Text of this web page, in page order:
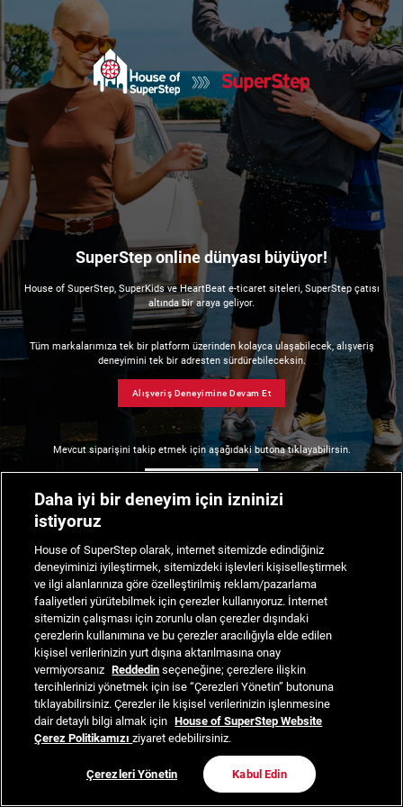
SuperStep online dünyası büyüyor!
House of SuperStep, SuperKids ve HeartBeat e-ticaret siteleri, SuperStep çatısı
altında bir araya geliyor.
Tüm markalarımıza tek bir platform üzerinden kolayca ulaşabilecek, alışveriş
deneyimini tek bir adresten sürdürebileceksin.
Alışveriş Deneyimine Devam Et
Mevcut siparişini takip etmek için aşağıdaki butona tıklayabilirsin.
Daha iyi bir deneyim için izninizi
istiyoruz
House of SuperStep olarak, internet sitemizde edindiğiniz
deneyiminizi iyileştirmek, sitemizdeki işlevleri kişiselleştirmek
ve ilgi alanlarınıza göre özelleştirilmiş reklam/pazarlama
faaliyetleri yürütebilmek için çerezler kullanıyoruz. İnternet
sitemizin çalışması için zorunlu olan çerezler dışındaki
çerezlerin kullanımına ve bu çerezler aracılığıyla elde edilen
kişisel verilerinizin yurt dışına aktarılmasına onay
vermiyorsanız Reddedin seçeneğine; çerezlere ilişkin
tercihlerinizi yönetmek için ise “Çerezleri Yönetin” butonuna
tıklayabilirsiniz. Çerezler ile kişisel verilerinizin işlenmesine
dair detaylı bilgi almak için House of SuperStep Website
Çerez Politikamızıziyaret edebilirsiniz.
Çerezleri Yönetin Kabul Edin